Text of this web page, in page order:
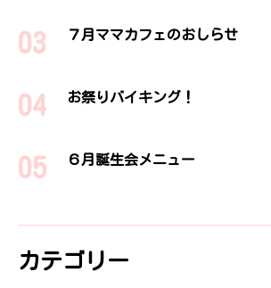
７月ママカフェのおしらせ
お祭りバイキング！
６月誕生会メニュー
カテゴリー